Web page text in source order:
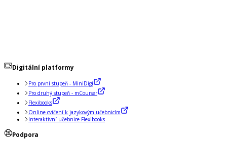
Digitální platformy
Pro první stupeň - MiniDigi
Pro druhý stupeň - mCourser
Flexibooks
Online cvičení k jazykovým učebnicím
Interaktivní učebnice Flexibooks
Podpora